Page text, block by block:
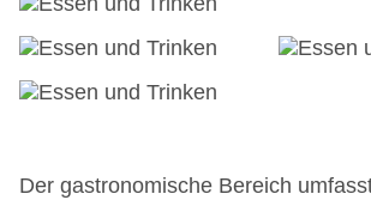
EC Maestro, Mastercard, Visa
Landeskategorie: 4 Sterne
Der gastronomische Bereich